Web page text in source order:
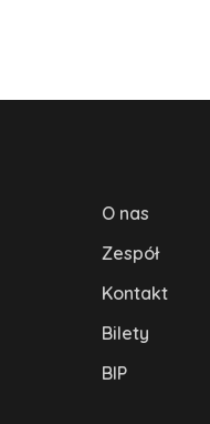
O nas
Zespół
Kontakt
Bilety
BIP